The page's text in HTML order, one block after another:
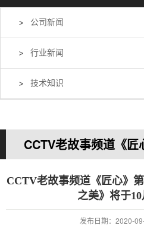
公司新闻
行业新闻
技术知识
CCTV老故事频道《匠
丨《至极之美》将于10月
您的当前位置：
CCTV老故事频道《匠心》
之美》将于
发布日期： 2020-